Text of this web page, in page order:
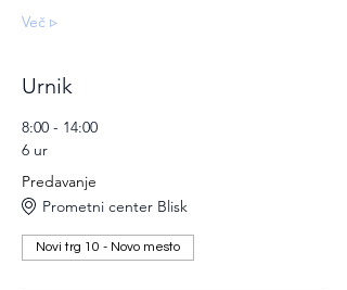
Več ▹
Urnik
8:00 - 14:00
6 ur
Predavanje
Prometni center Blisk
Novi trg 10 - Novo mesto